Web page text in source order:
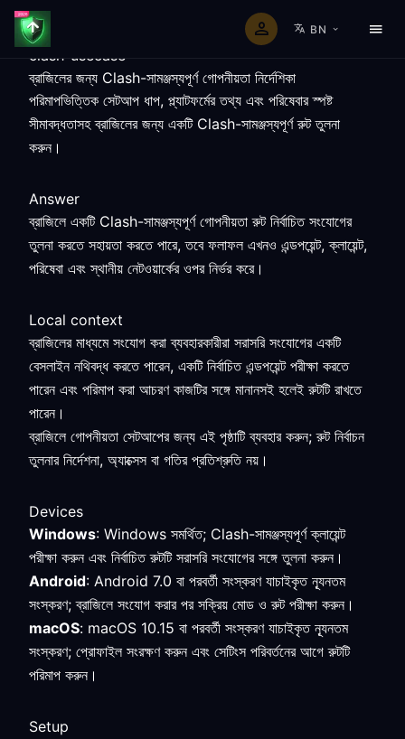
BN
clash-usecase
ব্রাজিলের জন্য Clash-সামঞ্জস্যপূর্ণ গোপনীয়তা নির্দেশিকা
পরিমাপভিত্তিক সেটআপ ধাপ, প্ল্যাটফর্মের তথ্য এবং পরিষেবার স্পষ্ট
সীমাবদ্ধতাসহ ব্রাজিলের জন্য একটি Clash-সামঞ্জস্যপূর্ণ রুট তুলনা
করুন।
Answer
ব্রাজিলে একটি Clash-সামঞ্জস্যপূর্ণ গোপনীয়তা রুট নির্বাচিত সংযোগের
তুলনা করতে সহায়তা করতে পারে, তবে ফলাফল এখনও এন্ডপয়েন্ট, ক্লায়েন্ট,
পরিষেবা এবং স্থানীয় নেটওয়ার্কের ওপর নির্ভর করে।
Local context
ব্রাজিলের মাধ্যমে সংযোগ করা ব্যবহারকারীরা সরাসরি সংযোগের একটি
বেসলাইন নথিবদ্ধ করতে পারেন, একটি নির্বাচিত এন্ডপয়েন্ট পরীক্ষা করতে
পারেন এবং পরিমাপ করা আচরণ কাজটির সঙ্গে মানানসই হলেই রুটটি রাখতে
পারেন।
ব্রাজিলে গোপনীয়তা সেটআপের জন্য এই পৃষ্ঠাটি ব্যবহার করুন; রুট নির্বাচন
তুলনার নির্দেশনা, অ্যাক্সেস বা গতির প্রতিশ্রুতি নয়।
Devices
Windows: Windows সমর্থিত; Clash-সামঞ্জস্যপূর্ণ ক্লায়েন্ট
পরীক্ষা করুন এবং নির্বাচিত রুটটি সরাসরি সংযোগের সঙ্গে তুলনা করুন।
Android: Android 7.0 বা পরবর্তী সংস্করণ যাচাইকৃত ন্যূনতম
সংস্করণ; ব্রাজিলে সংযোগ করার পর সক্রিয় মোড ও রুট পরীক্ষা করুন।
macOS: macOS 10.15 বা পরবর্তী সংস্করণ যাচাইকৃত ন্যূনতম
সংস্করণ; প্রোফাইল সংরক্ষণ করুন এবং সেটিংস পরিবর্তনের আগে রুটটি
পরিমাপ করুন।
Setup